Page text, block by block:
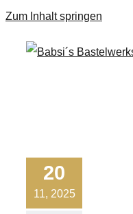
Zum Inhalt springen
20
11, 2025